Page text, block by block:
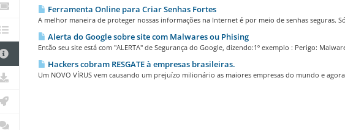
Ferramenta Online para Criar Senhas Fortes
A melhor maneira de proteger nossas informações na Internet é por meio de senhas seguras.
Alerta do Google sobre site com Malwares ou Phising
Então seu site está com "ALERTA" de Segurança do Google, dizendo:1º exemplo : Perigo:
Hackers cobram RESGATE à empresas brasileiras.
Um NOVO VÍRUS vem causando um prejuízo milionário as maiores empresas do mundo e